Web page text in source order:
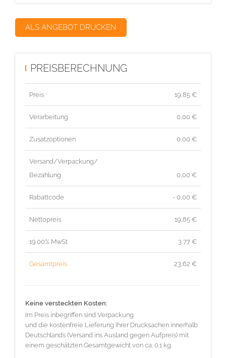
ALS ANGEBOT DRUCKEN
PREISBERECHNUNG
Preis 19,85 €
Verarbeitung 0,00 €
Zusatzoptionen 0,00 €
Versand/Verpackung/
Bezahlung
0,00 €
Rabattcode - 0,00 €
Nettopreis 19,85 €
19.00% MwSt 3,77 €
Gesamtpreis 23,62 €
Keine versteckten Kosten:
Im Preis inbegriffen sind Verpackung
und die kostenfreie Lieferung Ihrer Drucksachen innerhalb
Deutschlands (Versand ins Ausland gegen Aufpreis) mit
einem geschätzten Gesamtgewicht von ca. 0.1 kg.